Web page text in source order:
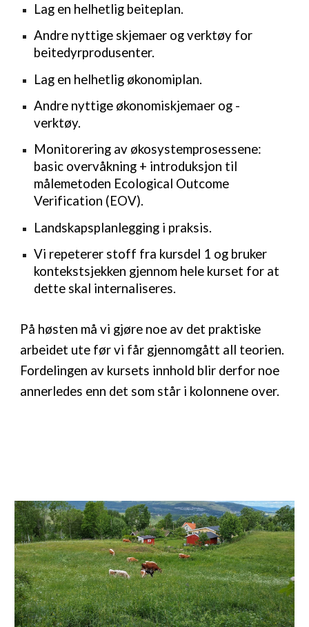
Lag en helhetlig beiteplan.
Andre nyttige skjemaer og verktøy for
beitedyrprodusenter.
Lag en helhetlig økonomiplan.
Andre nyttige økonomiskjemaer og -
verktøy.
Monitorering av økosystemprosessene:
basic overvåkning + introduksjon til
målemetoden Ecological Outcome
Verification (EOV).
Landskapsplanlegging i praksis.
Vi repeterer stoff fra kursdel 1 og bruker
kontekstsjekken gjennom hele kurset for at
dette skal internaliseres.
På høsten må vi gjøre noe av det praktiske
arbeidet ute før vi får gjennomgått all teorien.
Fordelingen av kursets innhold blir derfor noe
annerledes enn det som står i kolonnene over.